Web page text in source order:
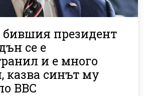
бившия президент
се е
и е много
казва синът му
BBC